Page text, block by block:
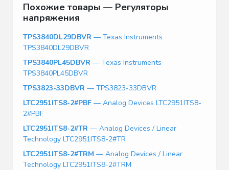
Похожие товары — Регуляторы
напряжения
TPS3840DL29DBVR — Texas Instruments
TPS3840DL29DBVR
TPS3840PL45DBVR — Texas Instruments
TPS3840PL45DBVR
TPS3823-33DBVR — TPS3823-33DBVR
LTC2951ITS8-2#PBF — Analog Devices LTC2951ITS8-
2#PBF
LTC2951ITS8-2#TR — Analog Devices / Linear
Technology LTC2951ITS8-2#TR
LTC2951ITS8-2#TRM — Analog Devices / Linear
Technology LTC2951ITS8-2#TRM